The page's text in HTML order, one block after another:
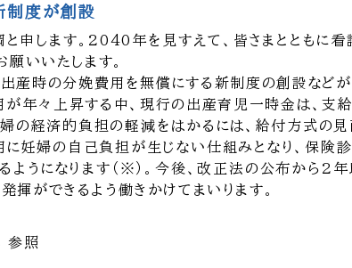
制度が創設
申します。2040年を見すえて、皆さまとともに看
願いいたします。
産時の分娩費用を無償にする新制度の創設など
が年々上昇する中、現行の出産育児一時金は、支
の経済的負担の軽減をはかるには、給付方式の見
に妊婦の自己負担が生じない仕組みとなり、保険
うになります（※）。今後、改正法の公布から2
揮ができるよう働きかけてまいります。
参照